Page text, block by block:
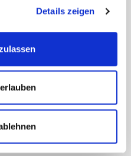
Details zeigen
Verwendung
redaktionellen